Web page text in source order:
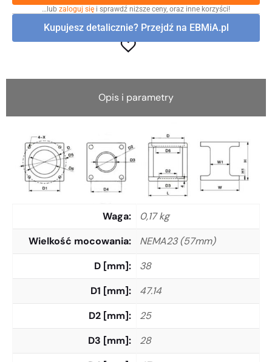
…lub zaloguj się i sprawdź niższe ceny, oraz inne korzyści!
Kupujesz detalicznie? Przejdź na EBMiA.pl
Opis i parametry
Waga
0,17 kg
Wielkość mocowania
NEMA23 (57mm)
D [mm]
38
D1 [mm]
47.14
D2 [mm]
25
D3 [mm]
28